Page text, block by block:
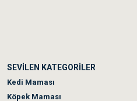
SEVİLEN KATEGORİLER
Kedi Maması
Köpek Maması